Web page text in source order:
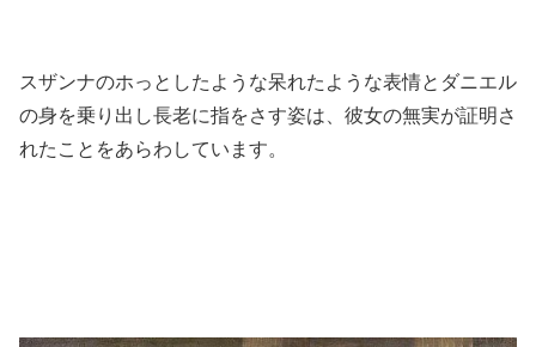
スザンナのホっとしたような呆れたような表情とダニエル
の身を乗り出し長老に指をさす姿は、彼女の無実が証明さ
れたことをあらわしています。